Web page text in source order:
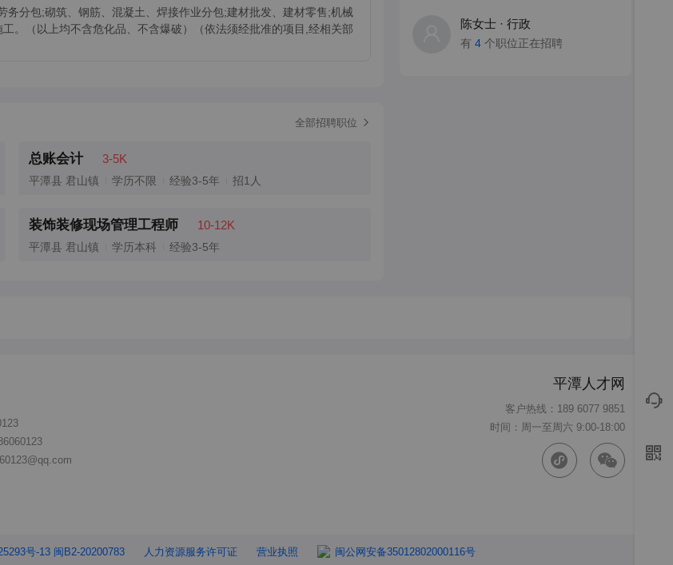
分包;砌筑、钢筋、混凝土、焊接作业分包;建材批发、建材零售;机械
。（以上均不含危化品、不含爆破）（依法须经批准的项目,经相关部
全部招聘职位
总账会计 3-5K
平潭县 君山镇 学历不限 经验3-5年 招1人
装饰装修现场管理工程师 10-12K
平潭县 君山镇 学历本科 经验3-5年
陈女士 · 行政
有 4 个职位正在招聘
平潭人才网
客户热线：189 6077 9851
时间：周一至周六 9:00-18:00
号-13 闽B2-20200783 人力资源服务许可证 营业执照 闽公网安备35012802000116号